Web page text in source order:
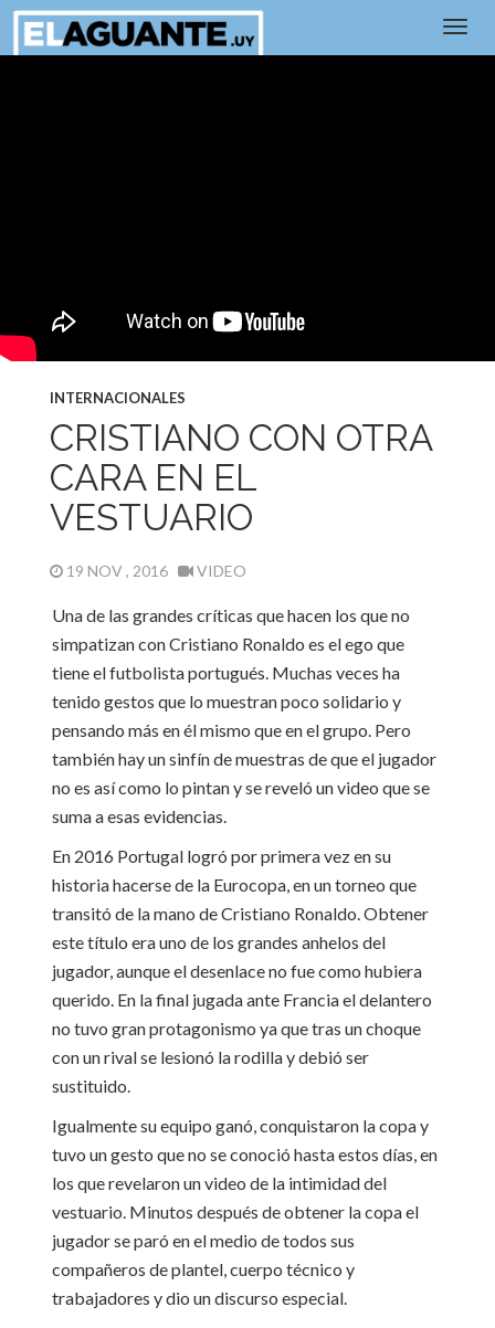
INTERNACIONALES
CRISTIANO CON OTRA
CARA EN EL
VESTUARIO
19 NOV , 2016 VIDEO
Una de las grandes críticas que hacen los que no
simpatizan con Cristiano Ronaldo es el ego que
tiene el futbolista portugués. Muchas veces ha
tenido gestos que lo muestran poco solidario y
pensando más en él mismo que en el grupo. Pero
también hay un sinfín de muestras de que el jugador
no es así como lo pintan y se reveló un video que se
suma a esas evidencias.
En 2016 Portugal logró por primera vez en su
historia hacerse de la Eurocopa, en un torneo que
transitó de la mano de Cristiano Ronaldo. Obtener
este título era uno de los grandes anhelos del
jugador, aunque el desenlace no fue como hubiera
querido. En la final jugada ante Francia el delantero
no tuvo gran protagonismo ya que tras un choque
con un rival se lesionó la rodilla y debió ser
sustituido.
Igualmente su equipo ganó, conquistaron la copa y
tuvo un gesto que no se conoció hasta estos días, en
los que revelaron un video de la intimidad del
vestuario. Minutos después de obtener la copa el
jugador se paró en el medio de todos sus
compañeros de plantel, cuerpo técnico y
trabajadores y dio un discurso especial.